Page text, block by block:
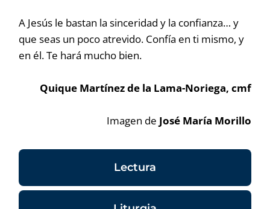
A Jesús le bastan la sinceridad y la confianza… y
que seas un poco atrevido. Confía en ti mismo, y
en él. Te hará mucho bien.
Quique Martínez de la Lama-Noriega, cmf
Imagen de José María Morillo
Lectura